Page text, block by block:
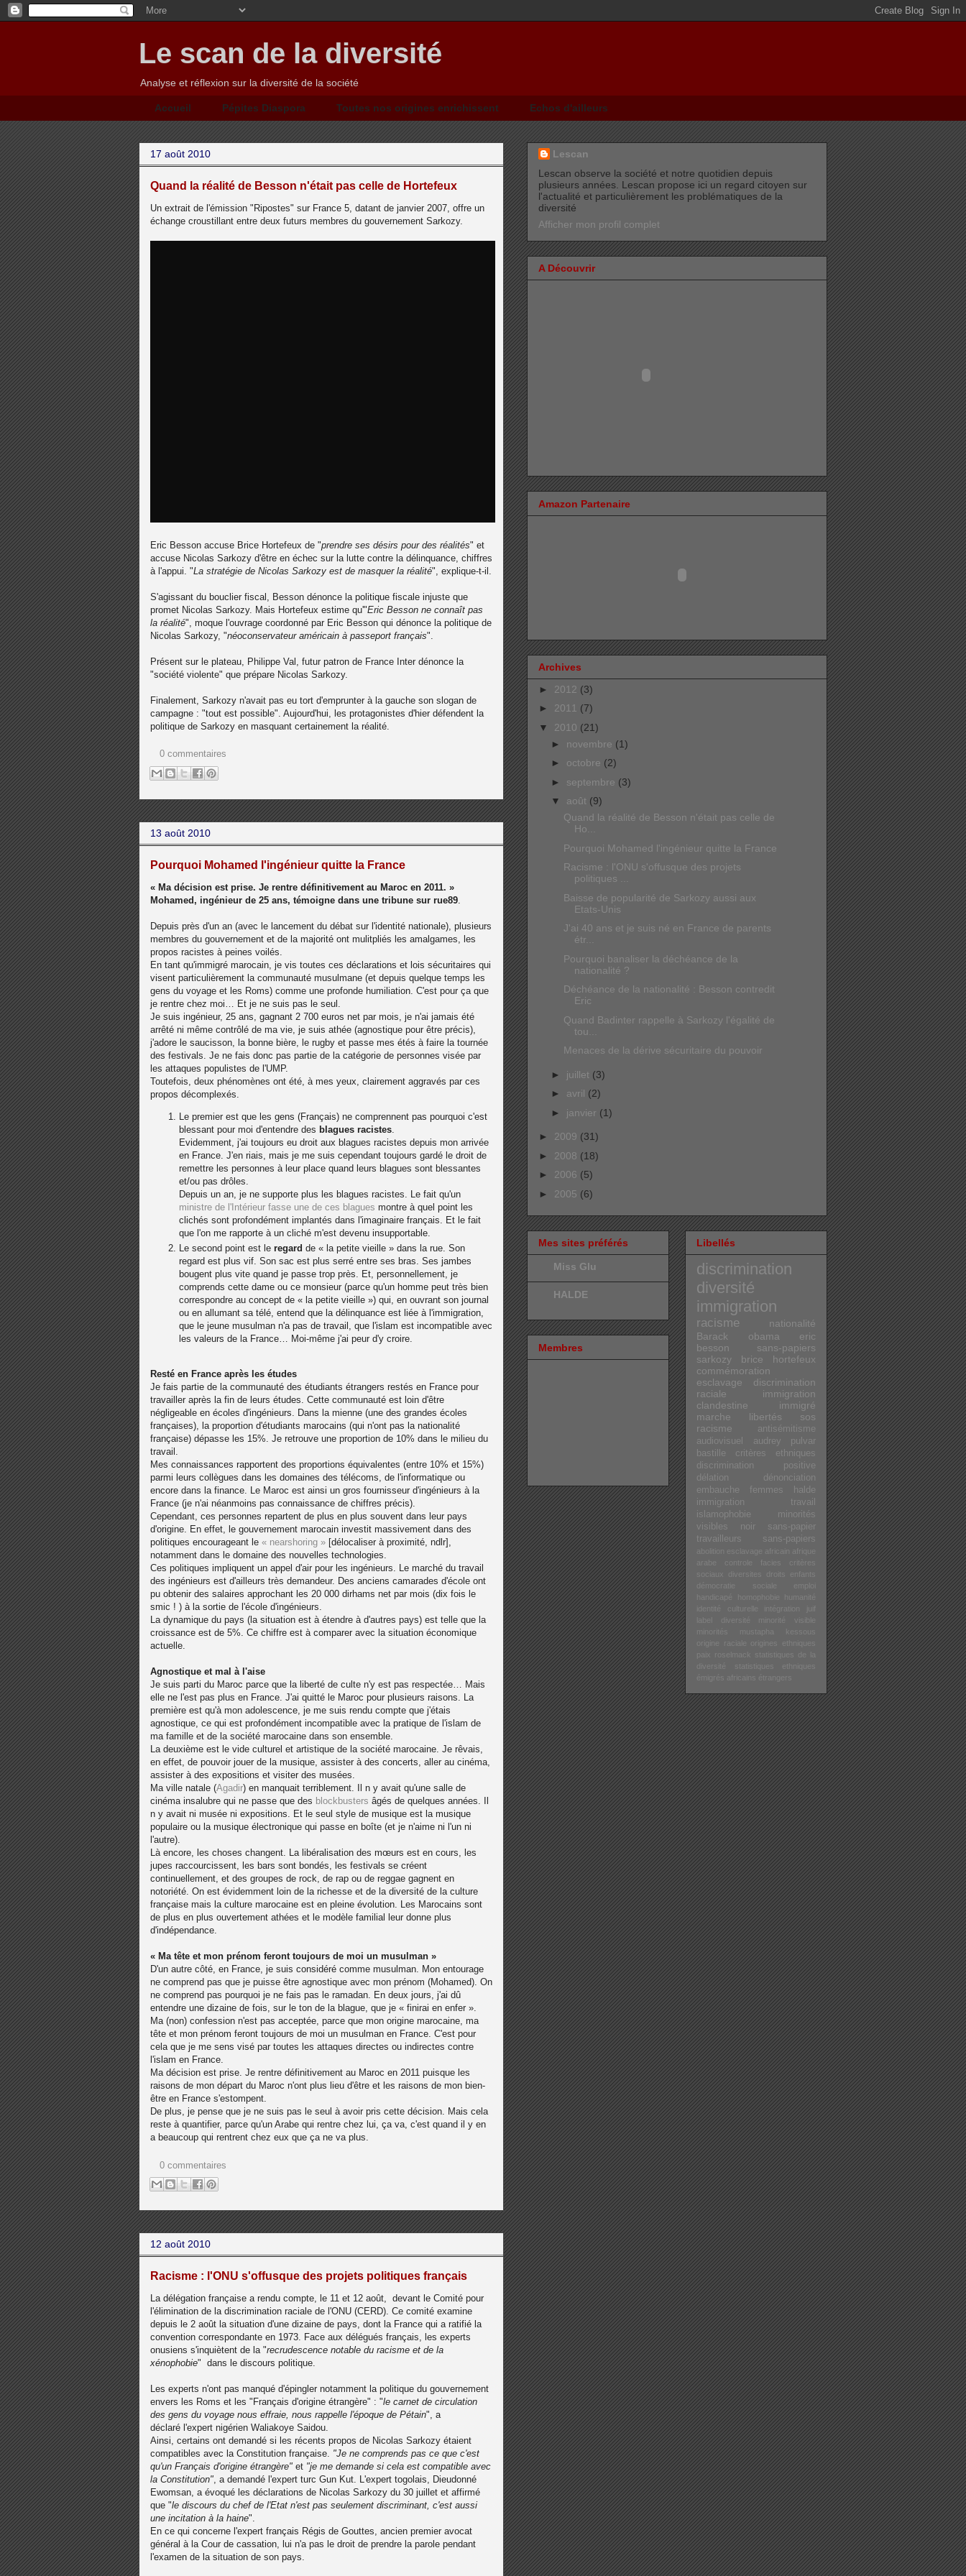
Le scan de la diversité
Analyse et réflexion sur la diversité de la société
Accueil Pépites Diaspora Toutes nos origines enrichissent Echos d'ailleurs
17 août 2010
Quand la réalité de Besson n'était pas celle de Hortefeux
Un extrait de l'émission "Ripostes" sur France 5, datant de janvier 2007, offre un
échange croustillant entre deux futurs membres du gouvernement Sarkozy.
Eric Besson accuse Brice Hortefeux de "prendre ses désirs pour des réalités" et
accuse Nicolas Sarkozy d'être en échec sur la lutte contre la délinquance, chiffres
à l'appui. "La stratégie de Nicolas Sarkozy est de masquer la réalité", explique-t-il.
S'agissant du bouclier fiscal, Besson dénonce la politique fiscale injuste que
promet Nicolas Sarkozy. Mais Hortefeux estime qu'"Eric Besson ne connaît pas
la réalité", moque l'ouvrage coordonné par Eric Besson qui dénonce la politique de
Nicolas Sarkozy, "néoconservateur américain à passeport français".
Présent sur le plateau, Philippe Val, futur patron de France Inter dénonce la
"société violente" que prépare Nicolas Sarkozy.
Finalement, Sarkozy n'avait pas eu tort d'emprunter à la gauche son slogan de
campagne : "tout est possible". Aujourd'hui, les protagonistes d'hier défendent la
politique de Sarkozy en masquant certainement la réalité.
0 commentaires
13 août 2010
Pourquoi Mohamed l'ingénieur quitte la France
« Ma décision est prise. Je rentre définitivement au Maroc en 2011. »
Mohamed, ingénieur de 25 ans, témoigne dans une tribune sur rue89
Depuis près d'un an (avec le lancement du débat sur l'identité nationale), plusieurs
membres du gouvernement et de la majorité ont mulitpliés les amalgames, les
propos racistes à peines voilés.
En tant qu'immigré marocain, je vis toutes ces déclarations et lois sécuritaires qui
visent particulièrement la communauté musulmane (et depuis quelque temps les
gens du voyage et les Roms) comme une profonde humiliation. C'est pour ça que
je rentre chez moi… Et je ne suis pas le seul.
Je suis ingénieur, 25 ans, gagnant 2 700 euros net par mois, je n'ai jamais été
arrêté ni même contrôlé de ma vie, je suis athée (agnostique pour être précis),
j'adore le saucisson, la bonne bière, le rugby et passe mes étés à faire la tournée
des festivals. Je ne fais donc pas partie de la catégorie de personnes visée par
les attaques populistes de l'UMP.
Toutefois, deux phénomènes ont été, à mes yeux, clairement aggravés par ces
propos décomplexés.
Le premier est que les gens (Français) ne comprennent pas pourquoi c'est
blessant pour moi d'entendre des blagues racistes
Evidemment, j'ai toujours eu droit aux blagues racistes depuis mon arrivée
en France. J'en riais, mais je me suis cependant toujours gardé le droit de
remettre les personnes à leur place quand leurs blagues sont blessantes
et/ou pas drôles.
Depuis un an, je ne supporte plus les blagues racistes. Le fait qu'un
ministre de l'Intérieur fasse une de ces blagues montre à quel point les
clichés sont profondément implantés dans l'imaginaire français. Et le fait
que l'on me rapporte à un cliché m'est devenu insupportable.
Le second point est le regard de « la petite vieille » dans la rue. Son
regard est plus vif. Son sac est plus serré entre ses bras. Ses jambes
bougent plus vite quand je passe trop près. Et, personnellement, je
comprends cette dame ou ce monsieur (parce qu'un homme peut très bien
correspondre au concept de « la petite vieille ») qui, en ouvrant son journal
ou en allumant sa télé, entend que la délinquance est liée à l'immigration,
que le jeune musulman n'a pas de travail, que l'islam est incompatible avec
les valeurs de la France… Moi-même j'ai peur d'y croire.
Resté en France après les études
Je fais partie de la communauté des étudiants étrangers restés en France pour
travailler après la fin de leurs études. Cette communauté est loin d'être
négligeable en écoles d'ingénieurs. Dans la mienne (une des grandes écoles
françaises), la proportion d'étudiants marocains (qui n'ont pas la nationalité
française) dépasse les 15%. Je retrouve une proportion de 10% dans le milieu du
travail.
Mes connaissances rapportent des proportions équivalentes (entre 10% et 15%)
parmi leurs collègues dans les domaines des télécoms, de l'informatique ou
encore dans la finance. Le Maroc est ainsi un gros fournisseur d'ingénieurs à la
France (je n'ai néanmoins pas connaissance de chiffres précis).
Cependant, ces personnes repartent de plus en plus souvent dans leur pays
d'origine. En effet, le gouvernement marocain investit massivement dans des
politiques encourageant le « nearshoring » [délocaliser à proximité, ndlr],
notamment dans le domaine des nouvelles technologies.
Ces politiques impliquent un appel d'air pour les ingénieurs. Le marché du travail
des ingénieurs est d'ailleurs très demandeur. Des anciens camarades d'école ont
pu obtenir des salaires approchant les 20 000 dirhams net par mois (dix fois le
smic ! ) à la sortie de l'école d'ingénieurs.
La dynamique du pays (la situation est à étendre à d'autres pays) est telle que la
croissance est de 5%. Ce chiffre est à comparer avec la situation économique
actuelle.
Agnostique et mal à l'aise
Je suis parti du Maroc parce que la liberté de culte n'y est pas respectée… Mais
elle ne l'est pas plus en France. J'ai quitté le Maroc pour plusieurs raisons. La
première est qu'à mon adolescence, je me suis rendu compte que j'étais
agnostique, ce qui est profondément incompatible avec la pratique de l'islam de
ma famille et de la société marocaine dans son ensemble.
La deuxième est le vide culturel et artistique de la société marocaine. Je rêvais,
en effet, de pouvoir jouer de la musique, assister à des concerts, aller au cinéma,
assister à des expositions et visiter des musées.
Ma ville natale (Agadir) en manquait terriblement. Il n y avait qu'une salle de
cinéma insalubre qui ne passe que des blockbusters âgés de quelques années. Il
n y avait ni musée ni expositions. Et le seul style de musique est la musique
populaire ou la musique électronique qui passe en boîte (et je n'aime ni l'un ni
l'autre).
Là encore, les choses changent. La libéralisation des mœurs est en cours, les
jupes raccourcissent, les bars sont bondés, les festivals se créent
continuellement, et des groupes de rock, de rap ou de reggae gagnent en
notoriété. On est évidemment loin de la richesse et de la diversité de la culture
française mais la culture marocaine est en pleine évolution. Les Marocains sont
de plus en plus ouvertement athées et le modèle familial leur donne plus
d'indépendance.
« Ma tête et mon prénom feront toujours de moi un musulman »
D'un autre côté, en France, je suis considéré comme musulman. Mon entourage
ne comprend pas que je puisse être agnostique avec mon prénom (Mohamed). On
ne comprend pas pourquoi je ne fais pas le ramadan. En deux jours, j'ai dû
entendre une dizaine de fois, sur le ton de la blague, que je « finirai en enfer ».
Ma (non) confession n'est pas acceptée, parce que mon origine marocaine, ma
tête et mon prénom feront toujours de moi un musulman en France. C'est pour
cela que je me sens visé par toutes les attaques directes ou indirectes contre
l'islam en France.
Ma décision est prise. Je rentre définitivement au Maroc en 2011 puisque les
raisons de mon départ du Maroc n'ont plus lieu d'être et les raisons de mon bien-
être en France s'estompent.
De plus, je pense que je ne suis pas le seul à avoir pris cette décision. Mais cela
reste à quantifier, parce qu'un Arabe qui rentre chez lui, ça va, c'est quand il y en
a beaucoup qui rentrent chez eux que ça ne va plus.
0 commentaires
12 août 2010
Racisme : l'ONU s'offusque des projets politiques français
La délégation française a rendu compte, le 11 et 12 août, devant le Comité pour
l'élimination de la discrimination raciale de l'ONU (CERD). Ce comité examine
depuis le 2 août la situation d'une dizaine de pays, dont la France qui a ratifié la
convention correspondante en 1973. Face aux délégués français, les experts
onusiens s'inquiètent de la "recrudescence notable du racisme et de la
xénophobie" dans le discours politique.
Les experts n'ont pas manqué d'épingler notamment la politique du gouvernement
envers les Roms et les "Français d'origine étrangère" : "le carnet de circulation
des gens du voyage nous effraie, nous rappelle l'époque de Pétain", a
déclaré l'expert nigérien Waliakoye Saidou.
Ainsi, certains ont demandé si les récents propos de Nicolas Sarkozy étaient
compatibles avec la Constitution française. "Je ne comprends pas ce que c'est
qu'un Français d'origine étrangère" et "je me demande si cela est compatible avec
la Constitution", a demandé l'expert turc Gun Kut. L'expert togolais, Dieudonné
Ewomsan, a évoqué les déclarations de Nicolas Sarkozy du 30 juillet et affirmé
que "le discours du chef de l'Etat n'est pas seulement discriminant, c'est aussi
une incitation à la haine".
En ce qui concerne l'expert français Régis de Gouttes, ancien premier avocat
général à la Cour de cassation, lui n'a pas le droit de prendre la parole pendant
l'examen de la situation de son pays.
Lescan
Lescan observe la société et notre quotidien depuis
plusieurs années. Lescan propose ici un regard citoyen sur
l'actualité et particulièrement les problématiques de la
diversité
Afficher mon profil complet
A Découvrir
Amazon Partenaire
Archives
► 2012 (3)
► 2011 (7)
▼ 2010 (21)
► novembre (1)
► octobre (2)
► septembre (3)
▼ août (9)
Quand la réalité de Besson n'était pas celle de
Ho...
Pourquoi Mohamed l'ingénieur quitte la France
Racisme : l'ONU s'offusque des projets
politiques ...
Baisse de popularité de Sarkozy aussi aux
Etats-Unis
J'ai 40 ans et je suis né en France de parents
étr...
Pourquoi banaliser la déchéance de la
nationalité ?
Déchéance de la nationalité : Besson contredit
Eric
Quand Badinter rappelle à Sarkozy l'égalité de
tou...
Menaces de la dérive sécuritaire du pouvoir
► juillet (3)
► avril (2)
► janvier (1)
► 2009 (31)
► 2008 (18)
► 2006 (5)
► 2005 (6)
Mes sites préférés
Miss Glu
HALDE
Membres
Libellés
discrimination
diversité
immigration
racisme
nationalité
Barack obama
eric
besson
sans-papiers
sarkozy
brice hortefeux
commémoration
esclavage
discrimination
raciale
immigration
clandestine
immigré
marche libertés
sos
racisme
antisémitisme
audiovisuel
audrey pulvar
bastille
critères ethniques
discrimination positive
délation
dénonciation
embauche
femmes
halde
immigration travail
islamophobie
minorités
visibles
noir
sans-papier
travailleurs sans-papiers
abolition esclavage africain
afrique
arabe
controle facies
critères
sociaux
diversites
droits enfants
démocratie sociale
emploi
handicapé
homophobie
humanité
identité culturelle
intégration
label diversité
minorité visible
minorités
mustapha kessous
origine raciale
origines ethniques
paix
roselmack
statistiques de la
diversité
statistiques ethniques
émigrés africains
étrangers